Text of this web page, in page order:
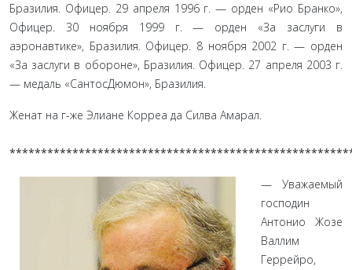
Бразилия. Офицер. 29 апреля 1996 г. — орден «Рио Бранко»,
Офицер. 30 ноября 1999 г. — орден «За заслуги в
аэронавтике», Бразилия. Офицер. 8 ноября 2002 г. — орден
«За заслуги в обороне», Бразилия. Офицер. 27 апреля 2003 г.
— ме­даль «СантосДюмон», Бразилия.
Женат на г-же Элиане Корреа да Силва Амарал.
— Уважаемый
господин
Антонио Жозе
Валлим
Геррей­ро,